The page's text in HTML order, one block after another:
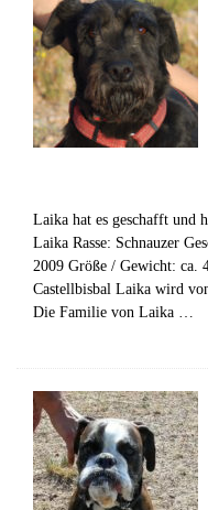
Laika hat es geschafft und
Laika Rasse: Schnauzer
2009 Größe / Gewicht: ca.
Castellbisbal Laika wird
Die Familie von Laika …